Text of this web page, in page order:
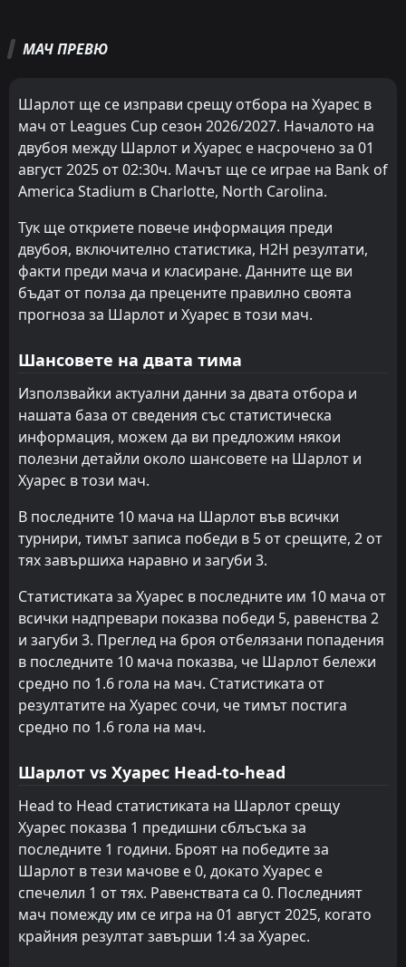
01:00
16 Aug
Монтерей
Хуарес
01:30
Реал Солт Лейк
FT
02:30
08Aug
Ванкувър Уайткапс
Хуарес
1
3
00:30
Минесота Юнайтед
Хуарес
FT
01Aug
Хуарес
У.Н.А.М. Пумас
FT
23:07
25
Гуадалахара
Хуарес
FT
Хуарес
FT
10Jul
Колорадо Рапидс
Хуарес
1
FT
16:00
04 Jul
Минерос де Сакатекас
Хуарес
1
3
W
FT
16:00
01 Jul
Хуарес
CA La Paz
2
01:00
Хуарес
FT
26Apr
Хуарес
Атлетико Сан-Луис
FT
01:00
У.Н.А.М. Пумас
Хуарес
FT
19Apr
Леон
Хуарес
3
1
МАЧ ПРЕВЮ
Шарлот ще се изправи срещу отбора на Хуарес в
мач от Leagues Cup сезон 2026/2027. Началото на
двубоя между Шарлот и Хуарес е насрочено за 01
август 2025 от 02:30ч. Мачът ще се играе на Bank of
America Stadium в Charlotte, North Carolina.
Тук ще откриете повече информация преди
двубоя, включително статистика, H2H резултати,
факти преди мача и класиране. Данните ще ви
бъдат от полза да прецените правилно своята
прогноза за Шарлот и Хуарес в този мач.
Шансовете на двата тима
Използвайки актуални данни за двата отбора и
нашата база от сведения със статистическа
информация, можем да ви предложим някои
полезни детайли около шансовете на Шарлот и
Хуарес в този мач.
В последните 10 мача на Шарлот във всички
турнири, тимът записа победи в 5 от срещите, 2 от
тях завършиха наравно и загуби 3.
Статистиката за Хуарес в последните им 10 мача от
всички надпревари показва победи 5, равенства 2
и загуби 3. Преглед на броя отбелязани попадения
в последните 10 мача показва, че Шарлот бележи
средно по 1.6 гола на мач. Статистиката от
резултатите на Хуарес сочи, че тимът постига
средно по 1.6 гола на мач.
Шарлот vs Хуарес Head-to-head
Head to Head статистиката на Шарлот срещу
Хуарес показва 1 предишни сблъсъка за
последните 1 години. Броят на победите за
Шарлот в тези мачове е 0, докато Хуарес е
спечелил 1 от тях. Равенствата са 0. Последният
мач помежду им се игра на 01 август 2025, когато
крайния резултат завърши 1:4 за Хуарес.